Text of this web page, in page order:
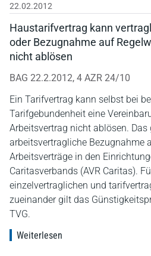
22.02.2012
Haustarifvertrag kann
oder Bezugnahme auf
nicht ablösen
BAG 22.2.2012, 4 AZR 24/10
Ein Tarifvertrag kann selbst bei
Tarifgebundenheit eine
Arbeitsvertrag nicht ablösen.
arbeitsvertragliche Bezugnahme
Arbeitsverträge in den
Caritasverbands (AVR Caritas).
einzelvertraglichen und
zueinander gilt das
TVG.
Weiterlesen